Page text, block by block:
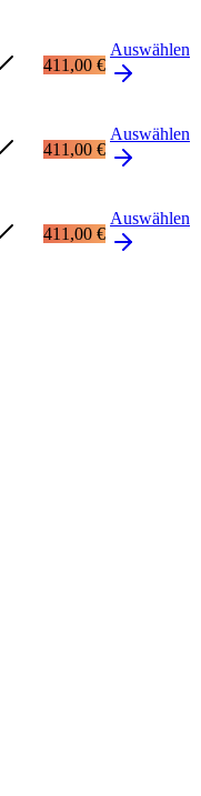
411,00 €
Auswählen
411,00 €
Auswählen
411,00 €
Auswählen